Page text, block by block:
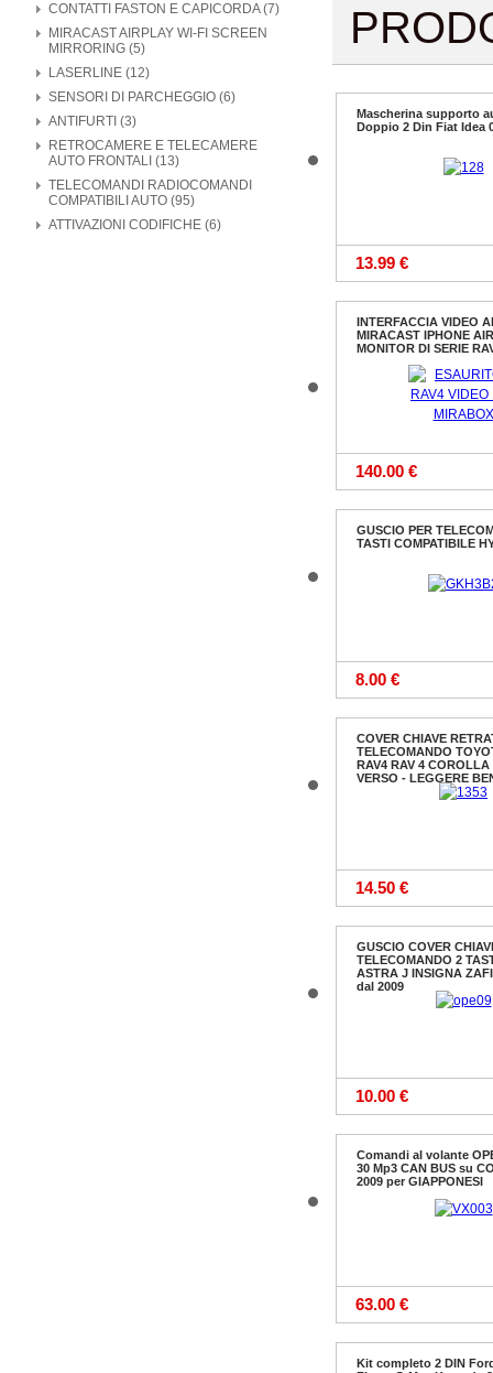
CONTATTI FASTON E CAPICORDA (7)
MIRACAST AIRPLAY WI-FI SCREEN
MIRRORING (5)
LASERLINE (12)
SENSORI DI PARCHEGGIO (6)
ANTIFURTI (3)
RETROCAMERE E TELECAMERE
AUTO FRONTALI (13)
TELECOMANDI RADIOCOMANDI
COMPATIBILI AUTO (95)
ATTIVAZIONI CODIFICHE (6)
Mascherina supporto
Doppio 2 Din Fiat Idea
13.99 €
INTERFACCIA VIDEO
MIRACAST IPHONE
MONITOR DI SERIE
140.00 €
GUSCIO PER
TASTI COMPATIBILE
8.00 €
COVER CHIAVE
TELECOMANDO
RAV4 RAV 4
VERSO - LEGGERE
14.50 €
GUSCIO COVER
TELECOMANDO 2
ASTRA J INSIGNA
dal 2009
10.00 €
Comandi al volante
30 Mp3 CAN BUS su
2009 per GIAPPONESI
63.00 €
Kit completo 2 DIN